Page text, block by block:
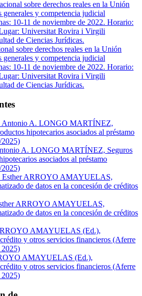
sobre derechos reales en la Unión
generales y competencia judicial
10-11 de noviembre de 2022. Horario:
Universitat Rovira i Virgili
de Ciencias Jurídicas.
A. LONGO MARTÍNEZ, Seguros
asociados al préstamo
ARROYO AMAYUELAS,
de datos en la concesión de créditos
AMAYUELAS (Ed.),
y otros servicios financieros (Aferre